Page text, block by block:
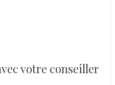
votre conseiller